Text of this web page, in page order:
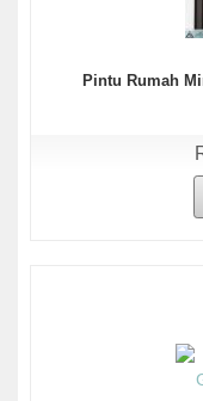
Pintu Rumah